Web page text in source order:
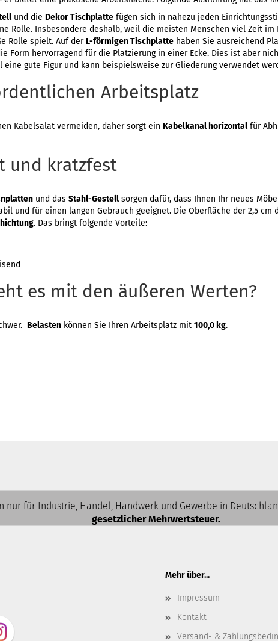
und die Dekor Tischplatte fügen sich in nahezu jeden
Rolle. Insbesondere deshalb, weil die meisten Menschen viel Zeit im
Rolle spielt. Auf derL-förmigen Tischplatte haben Sie ausreichend
Form hervorragend für die Platzierung in einer Ecke. Dies ist aber
eine gute Figur und kann beispielsweise zur Gliederung verwendet
Arbeitsplatz
Kabelsalat vermeiden, daher sorgt ein Kabelkanal horizontal für
und kratzfest
und das Stahl-Gestell sorgen dafür, dass Ihnen Ihr neues
und für einen langen Gebrauch geeignet. Die Oberfläche der 2,5 cm
. Das bringt folgende Vorteile:
es mit den äußeren Werten?
Belasten können Sie Ihren Arbeitsplatz mit 100,0 kg.
nur für Industrie, Handel, Handwerk und Gewerbe in
gesetzlicher Mehrwertsteuer.
Mehr über...
Impressum
Kontakt
Versand- &